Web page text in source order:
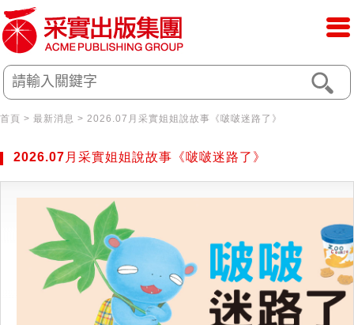
首頁 > 最新消息 > 2026.07月采實姐姐說故事《啵啵迷路了》
2026.07月采實姐姐說故事《啵啵迷路了》